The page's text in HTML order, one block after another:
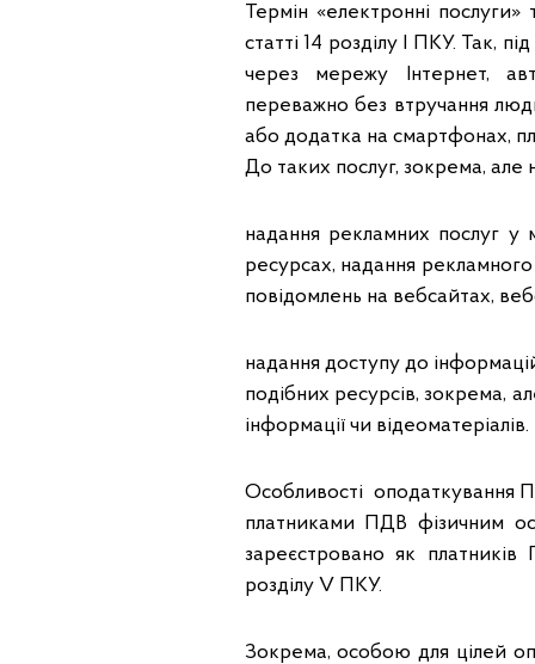
Термін «електронні послуги»
статті 14 розділу I ПКУ. Так,
через мережу Інтернет,
переважно без втручання
або додатка на смартфонах,
До таких послуг, зокрема, але
надання рекламних послуг у
ресурсах, надання
повідомлень на вебсайтах,
надання доступу до
подібних ресурсів, зокрема,
інформації чи відеоматеріалів.
Особливості оподаткування
платниками ПДВ фізичним
зареєстровано як
розділу V ПКУ.
Зокрема, особою для цілей